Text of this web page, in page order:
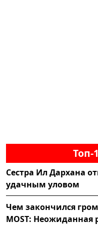
Топ-
Сестра Ил Дархана
удачным уловом
Чем закончился
MOST: Неожиданная